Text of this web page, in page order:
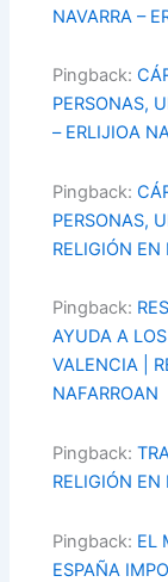
NAVARRA –
Pingback:
PERSONAS,
– ERLIJIOA
Pingback:
PERSONAS,
RELIGIÓN EN
Pingback:
AYUDA A
VALENCIA |
NAFARROAN
Pingback:
RELIGIÓN EN
Pingback: EL
ESPAÑA